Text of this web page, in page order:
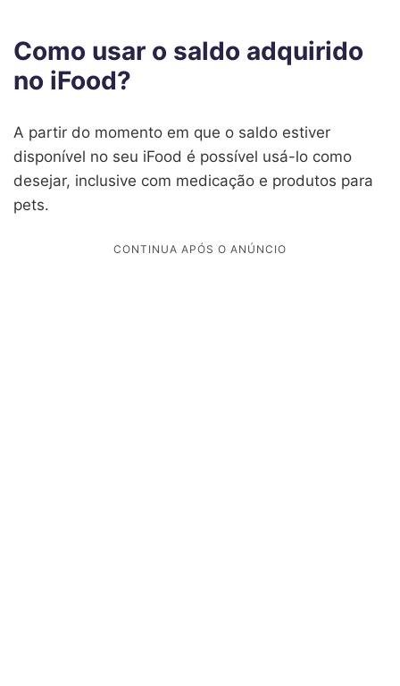
Como usar o saldo adquirido
no iFood?
A partir do momento em que o saldo estiver
disponível no seu iFood é possível usá-lo como
desejar, inclusive com medicação e produtos para
pets.